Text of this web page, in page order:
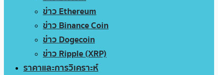
ข่าว Ethereum
ข่าว Binance Coin
ข่าว Dogecoin
ข่าว Ripple (XRP)
ราคาและการวิเคราะห์